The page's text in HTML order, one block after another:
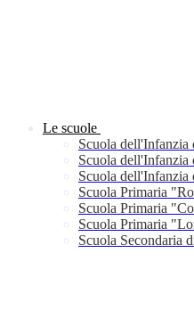
Le scuole
Scuola
Scuola dell'Infanzia
Scuola dell'Infanzia
Scuola Primaria
Scuola Primaria
Scuola Primaria
Scuola Secondaria